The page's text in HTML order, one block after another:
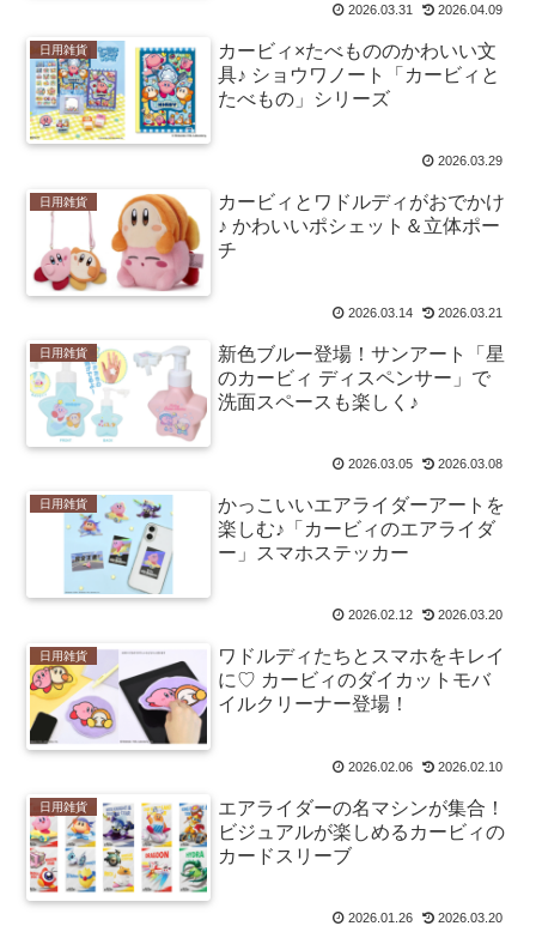
2026.03.31 2026.04.09
日用雑貨
カービィ×たべもののかわいい文
具♪ ショウワノート「カービィと
たべもの」シリーズ
2026.03.29
日用雑貨
カービィとワドルディがおでかけ
♪ かわいいポシェット＆立体ポー
チ
2026.03.14 2026.03.21
日用雑貨
新色ブルー登場！サンアート「星
のカービィ ディスペンサー」で
洗面スペースも楽しく♪
2026.03.05 2026.03.08
日用雑貨
かっこいいエアライダーアートを
楽しむ♪「カービィのエアライダ
ー」スマホステッカー
2026.02.12 2026.03.20
日用雑貨
ワドルディたちとスマホをキレイ
に♡ カービィのダイカットモバ
イルクリーナー登場！
2026.02.06 2026.02.10
日用雑貨
エアライダーの名マシンが集合！
ビジュアルが楽しめるカービィの
カードスリーブ
2026.01.26 2026.03.20